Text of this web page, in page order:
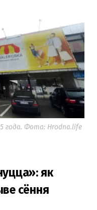
года. Фота: Hrodna.life
як
сёння